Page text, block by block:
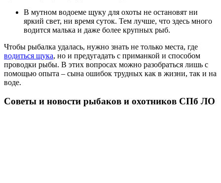
В мутном водоеме щуку для охоты не остановят ни
яркий свет, ни время суток. Тем лучше, что здесь много
водится малька и даже более крупных рыб.
Чтобы рыбалка удалась, нужно знать не только места, где
водиться щука, но и предугадать с приманкой и способом
проводки рыбы. В этих вопросах можно разобраться лишь с
помощью опыта – сына ошибок трудных как в жизни, так и на
воде.
Советы и новости рыбаков и охотников СПб ЛО